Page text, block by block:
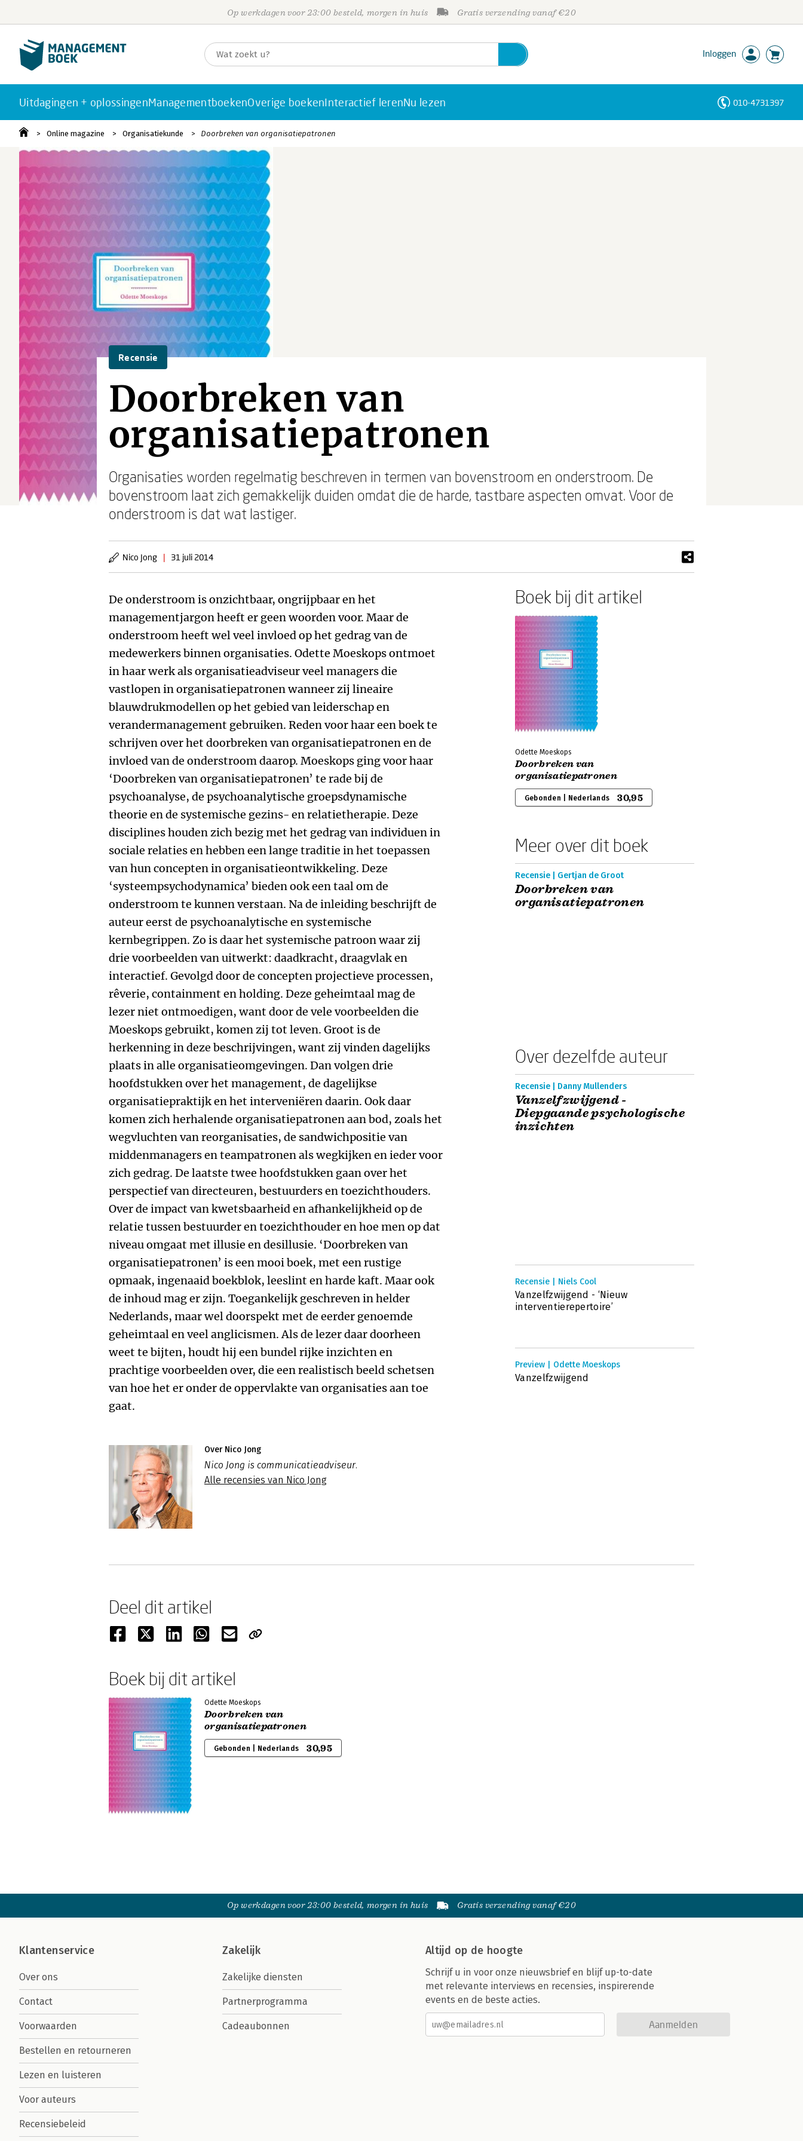
Op werkdagen voor 23:00 besteld, morgen in huis Gratis verzending vanaf €20
Inloggen
Uitdagingen + oplossingenManagementboekenOverige boekenInteractief lerenNu lezen 010-4731397
Online magazine Organisatiekunde Doorbreken van organisatiepatronen
Recensie
Doorbreken van
organisatiepatronen
Organisaties worden regelmatig beschreven in termen van bovenstroom en onderstroom. De
bovenstroom laat zich gemakkelijk duiden omdat die de harde, tastbare aspecten omvat. Voor de
onderstroom is dat wat lastiger.
Nico Jong | 31 juli 2014
De onderstroom is onzichtbaar, ongrijpbaar en het
managementjargon heeft er geen woorden voor. Maar de
onderstroom heeft wel veel invloed op het gedrag van de
medewerkers binnen organisaties. Odette Moeskops ontmoet
in haar werk als organisatieadviseur veel managers die
vastlopen in organisatiepatronen wanneer zij lineaire
blauwdrukmodellen op het gebied van leiderschap en
verandermanagement gebruiken. Reden voor haar een boek te
schrijven over het doorbreken van organisatiepatronen en de
invloed van de onderstroom daarop. Moeskops ging voor haar
‘Doorbreken van organisatiepatronen’ te rade bij de
psychoanalyse, de psychoanalytische groepsdynamische
theorie en de systemische gezins- en relatietherapie. Deze
disciplines houden zich bezig met het gedrag van individuen in
sociale relaties en hebben een lange traditie in het toepassen
van hun concepten in organisatieontwikkeling. Deze
‘systeempsychodynamica’ bieden ook een taal om de
onderstroom te kunnen verstaan. Na de inleiding beschrijft de
auteur eerst de psychoanalytische en systemische
kernbegrippen. Zo is daar het systemische patroon waar zij
drie voorbeelden van uitwerkt: daadkracht, draagvlak en
interactief. Gevolgd door de concepten projectieve processen,
rêverie, containment en holding. Deze geheimtaal mag de
lezer niet ontmoedigen, want door de vele voorbeelden die
Moeskops gebruikt, komen zij tot leven. Groot is de
herkenning in deze beschrijvingen, want zij vinden dagelijks
plaats in alle organisatieomgevingen. Dan volgen drie
hoofdstukken over het management, de dagelijkse
organisatiepraktijk en het interveniëren daarin. Ook daar
komen zich herhalende organisatiepatronen aan bod, zoals het
wegvluchten van reorganisaties, de sandwichpositie van
middenmanagers en teampatronen als wegkijken en ieder voor
zich gedrag. De laatste twee hoofdstukken gaan over het
perspectief van directeuren, bestuurders en toezichthouders.
Over de impact van kwetsbaarheid en afhankelijkheid op de
relatie tussen bestuurder en toezichthouder en hoe men op dat
niveau omgaat met illusie en desillusie. ‘Doorbreken van
organisatiepatronen’ is een mooi boek, met een rustige
opmaak, ingenaaid boekblok, leeslint en harde kaft. Maar ook
de inhoud mag er zijn. Toegankelijk geschreven in helder
Nederlands, maar wel doorspekt met de eerder genoemde
geheimtaal en veel anglicismen. Als de lezer daar doorheen
weet te bijten, houdt hij een bundel rijke inzichten en
prachtige voorbeelden over, die een realistisch beeld schetsen
van hoe het er onder de oppervlakte van organisaties aan toe
gaat.
Over Nico Jong
Nico Jong is communicatieadviseur.
Alle recensies van Nico Jong
Boek bij dit artikel
Odette Moeskops
Doorbreken van
organisatiepatronen
Gebonden | Nederlands 30,95
Meer over dit boek
Recensie | Gertjan de Groot
Doorbreken van
organisatiepatronen
Over dezelfde auteur
Recensie | Danny Mullenders
Vanzelfzwijgend -
Diepgaande psychologische
inzichten
Recensie | Niels Cool
Vanzelfzwijgend - ‘Nieuw
interventierepertoire’
Preview | Odette Moeskops
Vanzelfzwijgend
Deel dit artikel
Boek bij dit artikel
Odette Moeskops
Doorbreken van
organisatiepatronen
Gebonden | Nederlands 30,95
Op werkdagen voor 23:00 besteld, morgen in huis Gratis verzending vanaf €20
Klantenservice
Over ons
Contact
Voorwaarden
Bestellen en retourneren
Lezen en luisteren
Voor auteurs
Recensiebeleid
Zakelijk
Zakelijke diensten
Partnerprogramma
Cadeaubonnen
Altijd op de hoogte
Schrijf u in voor onze nieuwsbrief en blijf up-to-date
met relevante interviews en recensies, inspirerende
events en de beste acties.
Aanmelden
Personen